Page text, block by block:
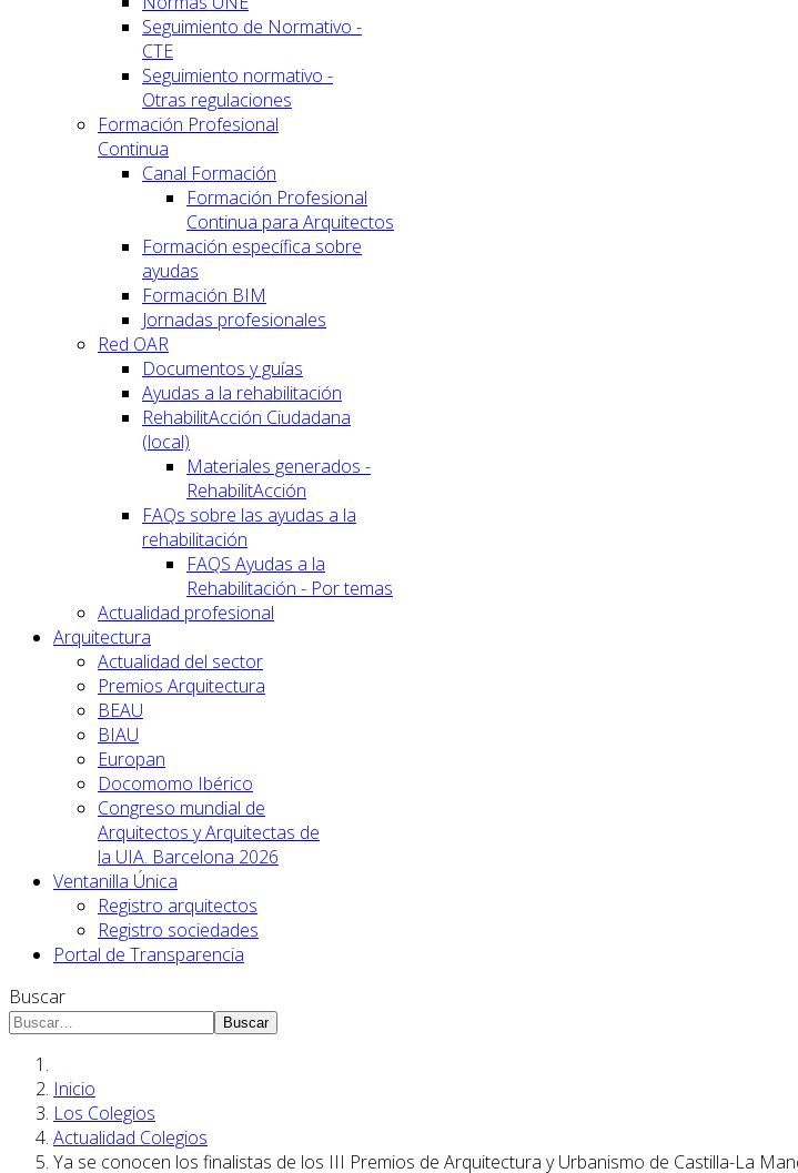
Seguimiento de Normativo -
CTE
Seguimiento normativo -
Otras regulaciones
Formación Profesional
Continua
Canal Formación
Formación Profesional
Continua para Arquitectos
Formación específica sobre
ayudas
Formación BIM
Jornadas profesionales
Red OAR
Documentos y guías
Ayudas a la rehabilitación
RehabilitAcción Ciudadana
(local)
Materiales generados -
RehabilitAcción
FAQs sobre las ayudas a la
rehabilitación
FAQS Ayudas a la
Rehabilitación - Por temas
Actualidad profesional
Arquitectura
Actualidad del sector
Premios Arquitectura
BEAU
BIAU
Europan
Docomomo Ibérico
Congreso mundial de
Arquitectos y Arquitectas de
la UIA. Barcelona 2026
Ventanilla Única
Registro arquitectos
Registro sociedades
Portal de Transparencia
Buscar
Buscar
Inicio
Los Colegios
Actualidad Colegios
Ya se conocen los finalistas de los III Premios de Arquitectura y Urbanismo de Castilla-La